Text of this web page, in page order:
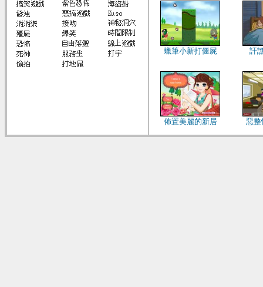
蠟筆小新打僵屍 訐
佈置美麗的新居 惡整